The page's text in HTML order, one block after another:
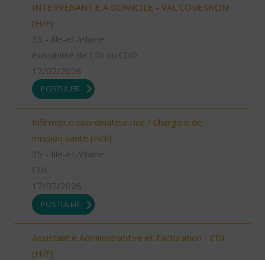
INTERVENANT.E A DOMICILE - VAL COUESNON
(H/F)
35 - Ille-et-Vilaine
Possibilité de CDI ou CDD
17/07/2026
POSTULER
Infirmier.e coordinateur.rice / Chargé.e de
mission santé (H/F)
35 - Ille-et-Vilaine
CDI
17/07/2026
POSTULER
Assistant.e Administratif.ve et Facturation - CDI
(H/F)